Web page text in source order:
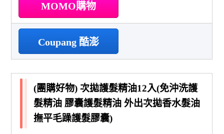
MOMO購物
Coupang 酷澎
(團購好物) 次拋護髮精油12入(免沖洗護
髮精油 膠囊護髮精油 外出次拋香水髮油
撫平毛躁護髮膠囊)